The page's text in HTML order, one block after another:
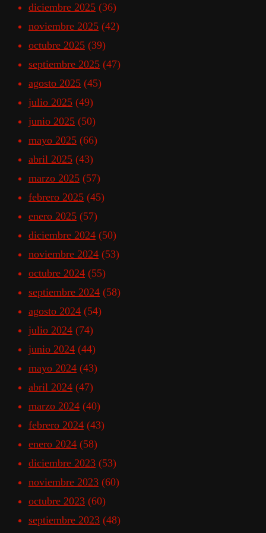
diciembre 2025 (36)
noviembre 2025 (42)
octubre 2025 (39)
septiembre 2025 (47)
agosto 2025 (45)
julio 2025 (49)
junio 2025 (50)
mayo 2025 (66)
abril 2025 (43)
marzo 2025 (57)
febrero 2025 (45)
enero 2025 (57)
diciembre 2024 (50)
noviembre 2024 (53)
octubre 2024 (55)
septiembre 2024 (58)
agosto 2024 (54)
julio 2024 (74)
junio 2024 (44)
mayo 2024 (43)
abril 2024 (47)
marzo 2024 (40)
febrero 2024 (43)
enero 2024 (58)
diciembre 2023 (53)
noviembre 2023 (60)
octubre 2023 (60)
septiembre 2023 (48)